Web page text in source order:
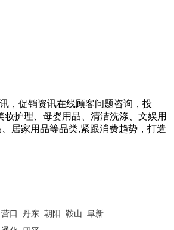
，促销资讯在线顾客问题咨询，投
护理、母婴用品、清洁洗涤、文娱用
居家用品等品类,紧跟消费趋势，打造
口 丹东 朝阳 鞍山 阜新